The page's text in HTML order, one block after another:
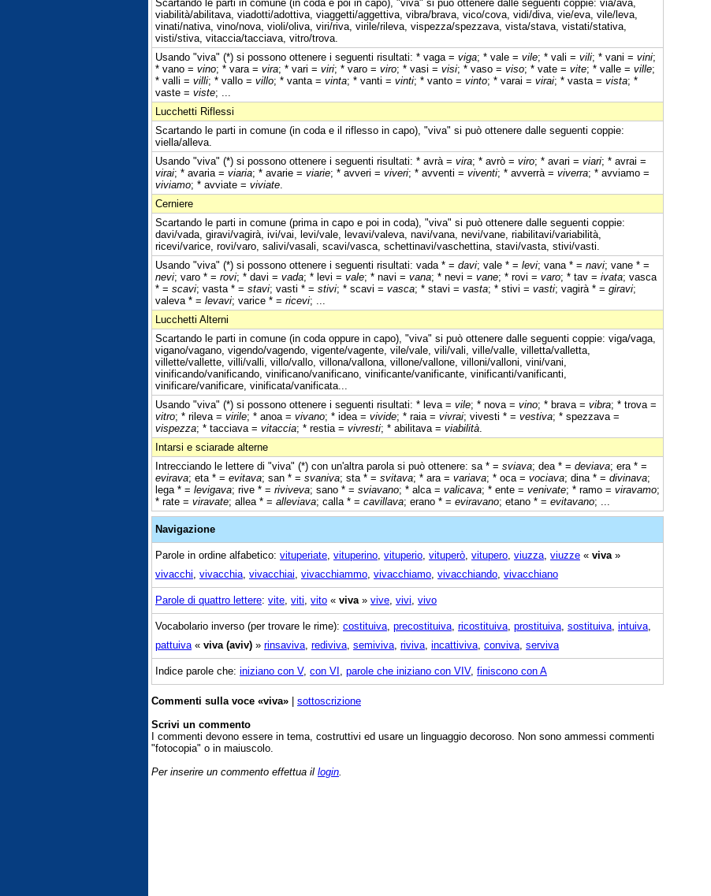
Scartando le parti in comune (in coda e poi in capo), "viva" si può ottenere dalle seguenti coppie: via/ava,
viabilità/abilitava, viadotti/adottiva, viaggetti/aggettiva, vibra/brava, vico/cova, vidi/diva, vie/eva, vile/leva,
vinati/nativa, vino/nova, violi/oliva, viri/riva, virile/rileva, vispezza/spezzava, vista/stava, vistati/stativa,
visti/stiva, vitaccia/tacciava, vitro/trova.
Usando "viva" (*) si possono ottenere i seguenti risultati: * vaga = viga; * vale = vile; * vali = vili; * vani = vini;
* vano = vino; * vara = vira; * vari = viri; * varo = viro; * vasi = visi; * vaso = viso; * vate = vite; * valle = ville;
* valli = villi; * vallo = villo; * vanta = vinta; * vanti = vinti; * vanto = vinto; * varai = virai; * vasta = vista; *
vaste = viste; ...
Lucchetti Riflessi
Scartando le parti in comune (in coda e il riflesso in capo), "viva" si può ottenere dalle seguenti coppie:
viella/alleva.
Usando "viva" (*) si possono ottenere i seguenti risultati: * avrà = vira; * avrò = viro; * avari = viari; * avrai =
virai; * avaria = viaria; * avarie = viarie; * avveri = viveri; * avventi = viventi; * avverrà = viverra; * avviamo =
viviamo; * avviate = viviate
Cerniere
Scartando le parti in comune (prima in capo e poi in coda), "viva" si può ottenere dalle seguenti coppie:
davi/vada, giravi/vagirà, ivi/vai, levi/vale, levavi/valeva, navi/vana, nevi/vane, riabilitavi/variabilità,
ricevi/varice, rovi/varo, salivi/vasali, scavi/vasca, schettinavi/vaschettina, stavi/vasta, stivi/vasti.
Usando "viva" (*) si possono ottenere i seguenti risultati: vada * = davi; vale * = levi; vana * = navi; vane * =
nevi; varo * = rovi; * davi = vada; * levi = vale; * navi = vana; * nevi = vane; * rovi = varo; * tav = ivata; vasca
* = scavi; vasta * = stavi; vasti * = stivi; * scavi = vasca; * stavi = vasta; * stivi = vasti; vagirà * = giravi;
valeva * = levavi; varice * = ricevi; ...
Lucchetti Alterni
Scartando le parti in comune (in coda oppure in capo), "viva" si può ottenere dalle seguenti coppie: viga/vaga,
vigano/vagano, vigendo/vagendo, vigente/vagente, vile/vale, vili/vali, ville/valle, villetta/valletta,
villette/vallette, villi/valli, villo/vallo, villona/vallona, villone/vallone, villoni/valloni, vini/vani,
vinificando/vanificando, vinificano/vanificano, vinificante/vanificante, vinificanti/vanificanti,
vinificare/vanificare, vinificata/vanificata...
Usando "viva" (*) si possono ottenere i seguenti risultati: * leva = vile; * nova = vino; * brava = vibra; * trova =
vitro; * rileva = virile; * anoa = vivano; * idea = vivide; * raia = vivrai; vivesti * = vestiva; * spezzava =
vispezza; * tacciava = vitaccia; * restia = vivresti; * abilitava = viabilità
Intarsi e sciarade alterne
Intrecciando le lettere di "viva" (*) con un'altra parola si può ottenere: sa * = sviava; dea * = deviava; era * =
evirava; eta * = evitava; san * = svaniva; sta * = svitava; * ara = variava; * oca = vociava; dina * = divinava;
lega * = levigava; rive * = riviveva; sano * = sviavano; * alca = valicava; * ente = venivate; * ramo = viravamo;
* rate = viravate; allea * = alleviava; calla * = cavillava; erano * = eviravano; etano * = evitavano; ...
Navigazione
Parole in ordine alfabetico: vituperiate vituperino vituperio vituperò vitupero viuzza viuzze « viva »
vivacchi vivacchia vivacchiai vivacchiammo vivacchiamo vivacchiando vivacchiano
Parole di quattro lettere: vite viti vito « viva » vive vivi vivo
Vocabolario inverso (per trovare le rime): costituiva precostituiva ricostituiva prostituiva sostituiva intuiva
pattuiva « viva (aviv) » rinsaviva rediviva semiviva riviva incattiviva conviva serviva
Indice parole che: iniziano con V, con VI parole che iniziano con VIV, finiscono con A
Commenti sulla voce «viva» | sottoscrizione
Scrivi un commento
I commenti devono essere in tema, costruttivi ed usare un linguaggio decoroso. Non sono ammessi commenti
"fotocopia" o in maiuscolo.
Per inserire un commento effettua il login